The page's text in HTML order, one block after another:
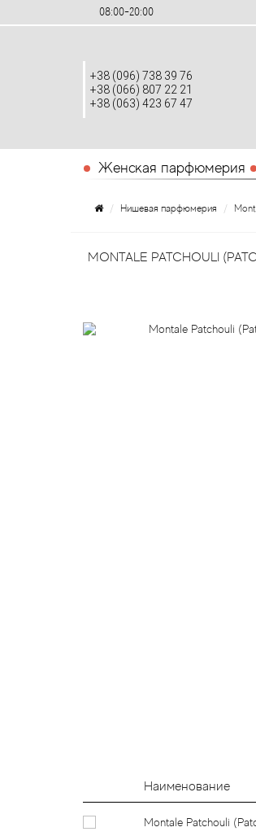
08:00-20:00
+38 (096) 738 39 76
+38 (066) 807 22 21
+38 (063) 423 67 47
Женская парфюмерия
Нишевая парфюмерия
MONTALE PATCHOULI
Наименование
Montale Patchouli